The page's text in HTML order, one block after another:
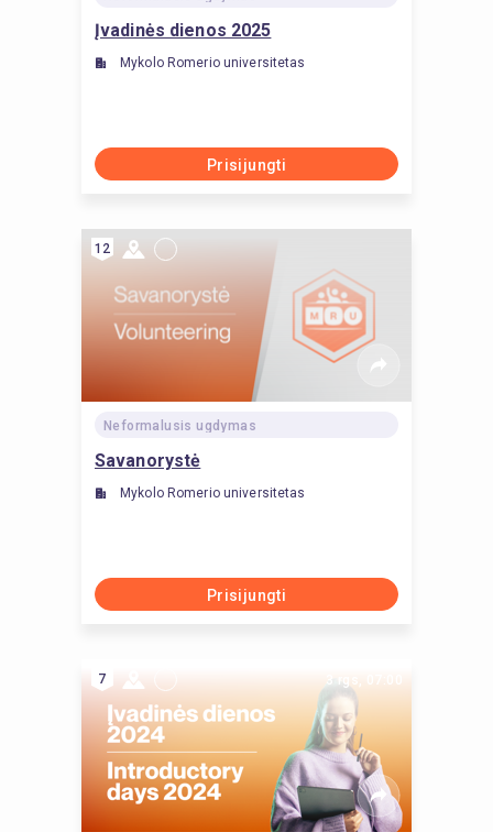
Įvadinės dienos 2025
Mykolo Romerio universitetas
Prisijungti
12
Neformalusis ugdymas
Savanorystė
Mykolo Romerio universitetas
Prisijungti
7 3 rgs, 07:00